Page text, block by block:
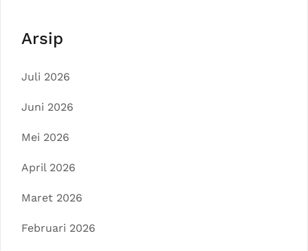
Arsip
Juli 2026
Juni 2026
Mei 2026
April 2026
Maret 2026
Februari 2026